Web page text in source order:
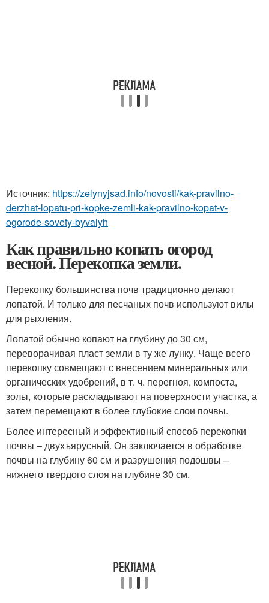
Источник: https://zelynyjsad.info/novosti/kak-pravilno-
derzhat-lopatu-pri-kopke-zemli-kak-pravilno-kopat-v-
ogorode-sovety-byvalyh
Как правильно копать огород
весной. Перекопка земли.
Перекопку большинства почв традиционно делают
лопатой. И только для песчаных почв используют вилы
для рыхления.
Лопатой обычно копают на глубину до 30 см,
переворачивая пласт земли в ту же лунку. Чаще всего
перекопку совмещают с внесением минеральных или
органических удобрений, в т. ч. перегноя, компоста,
золы, которые раскладывают на поверхности участка, а
затем перемещают в более глубокие слои почвы.
Более интересный и эффективный способ перекопки
почвы – двухъярусный. Он заключается в обработке
почвы на глубину 60 см и разрушения подошвы –
нижнего твердого слоя на глубине 30 см.